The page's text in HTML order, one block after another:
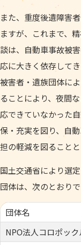
また、重度後遺障害
ますが、これまで、
談は、自動車事故被
応に大きく依存して
被害者・遺族団体に
ることにより、夜間
応できていなかった
保・充実を図り、自
担の軽減を図ることと
国土交通省により選
団体は、次のとおりで
団体名
NPO法人コロポッ